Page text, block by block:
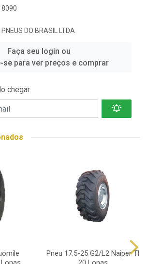
DO BRASIL LTDA
Faça seu login ou
se para ver preços e comprar
chegar
Pneu 17.5-25 G2/L2 Naiper Tl